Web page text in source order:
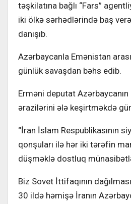
təşkilatına bağlı “Fars”
iki ölkə sərhədlərində baş
danışıb.
Azərbaycanla Emənistan
günlük savaşdan bəhs edib.
Erməni deputat
ərazilərini ələ keşirtməkdə
“İran İslam Respublikasının
qonşuları ilə hər iki tərəfin
düşməklə dostluq
Biz Sovet İttifaqının
30 ildə həmişə İranın